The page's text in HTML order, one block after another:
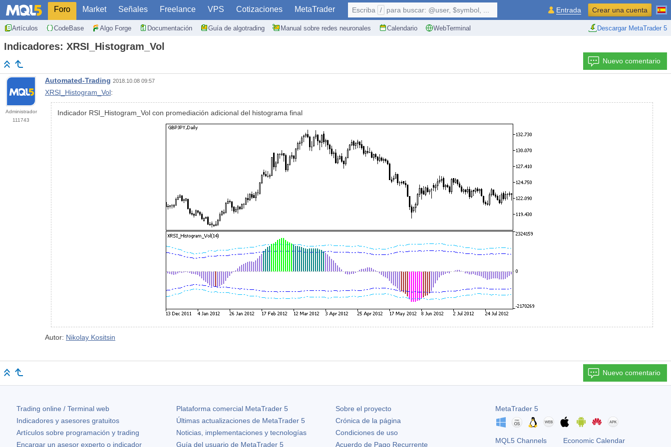
Foro Market Señales Freelance VPS Cotizaciones MetaTrader
Artículos CodeBase Algo Forge Documentación Guía de algotrading Manual sobre redes neuronales Calendario WebTerminal Descargar MetaTrader 5
Escriba / para buscar: @user, $symbol, ... Entrada Crear una cuenta
Indicadores: XRSI_Histogram_Vol
Nuevo comentario
Administrador
111743
Automated-Trading 2018.10.08 09:57
XRSI_Histogram_Vol:
Indicador RSI_Histogram_Vol con promediación adicional del histograma final
Autor: Nikolay Kositsin
Nuevo comentario
Trading online / Terminal web
Indicadores y asesores gratuitos
Artículos sobre programación y trading
Encargar un asesor experto o indicador
Plataforma comercial MetaTrader 5
Últimas actualizaciones de MetaTrader 5
Noticias, implementaciones y tecnologías
Guía del usuario de MetaTrader 5
Sobre el proyecto
Crónica de la página
Condiciones de uso
Acuerdo de Pago Recurrente
MetaTrader 5
MQL5 Channels Economic Calendar